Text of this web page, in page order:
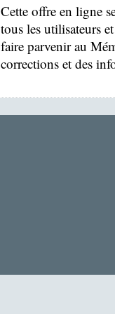
Cette offre en ligne
tous les utilisateurs
faire parvenir au
corrections et des